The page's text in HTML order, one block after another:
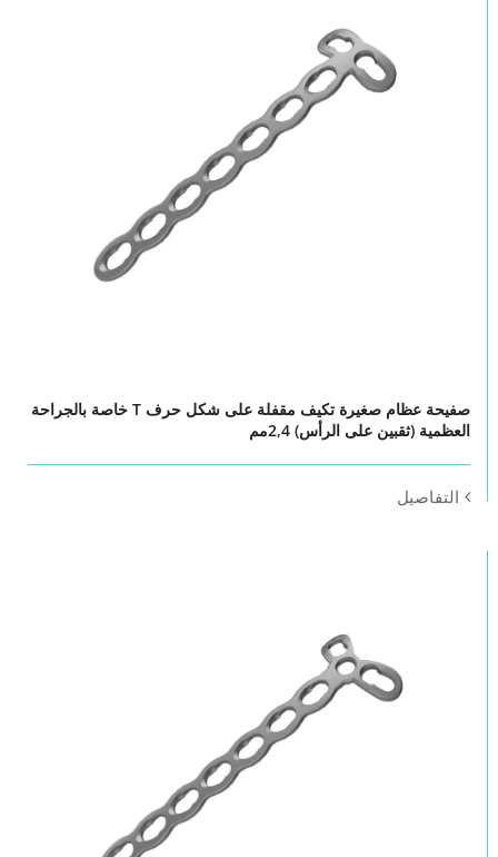
صفيحة عظام صغيرة تكيف مقفلة على شكل حرف T خاصة بالجراحة
العظمية (ثقبين على الرأس) 2,4مم
التفاصيل